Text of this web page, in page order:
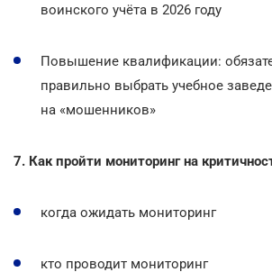
воинского учёта в 2026 году
Повышение квалификации:
правильно выбрать учебное
на «мошенников»
7. Как пройти мониторинг на
когда ожидать мониторинг
кто проводит мониторинг